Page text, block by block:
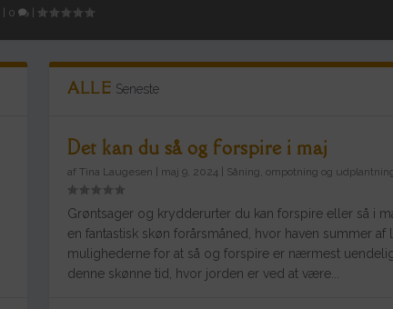
0
ALLE Seneste
Det kan du så og forspire i maj
af Tina Laugesen maj 9, 2024 Såning, ompotning og
Grøntsager og krydderurter du kan forspire eller så i
en fantastisk skøn forårsmåned, hvor haven summer af
mulighederne for at så og forspire er nærmest
denne skønne tid, hvor jorden er ved at være...